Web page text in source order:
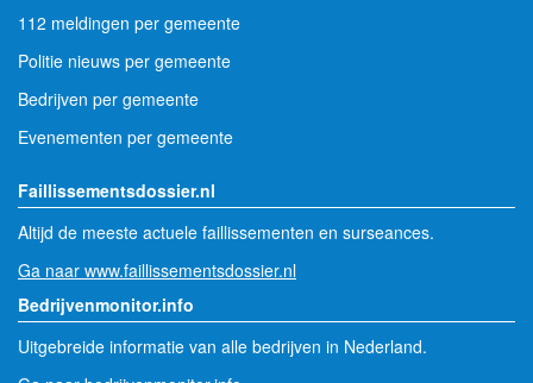
112 meldingen per gemeente
Politie nieuws per gemeente
Bedrijven per gemeente
Evenementen per gemeente
Faillissementsdossier.nl
Altijd de meeste actuele faillissementen en surseances.
Ga naar www.faillissementsdossier.nl
Bedrijvenmonitor.info
Uitgebreide informatie van alle bedrijven in Nederland.